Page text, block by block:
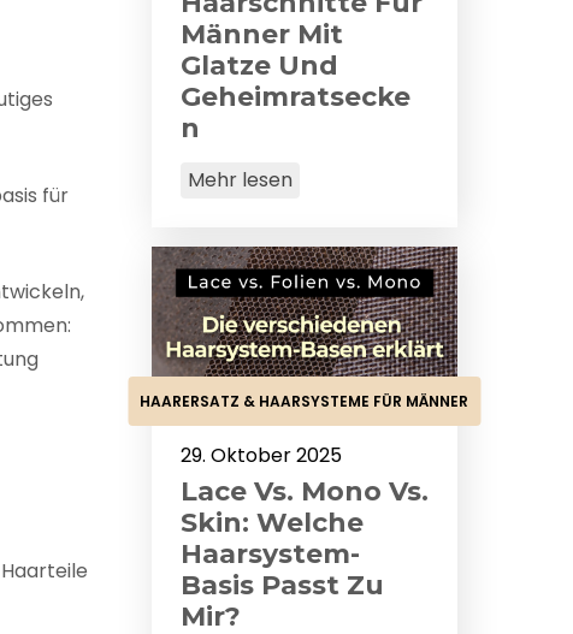
für
Männer Mit
Glatze Und
Geheimratsecke
N
Mehr lesen
HAARERSATZ & HAARSYSTEME FÜR MÄNNER
29. Oktober 2025
Lace Vs. Mono Vs.
Skin: Welche
Haarsystem-
Basis Passt Zu
Mir?